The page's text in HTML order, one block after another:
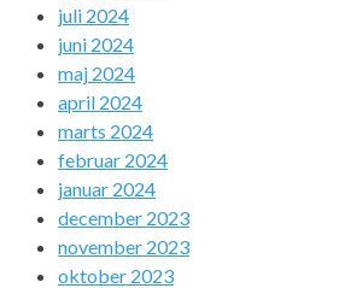
juli 2024
juni 2024
maj 2024
april 2024
marts 2024
februar 2024
januar 2024
december 2023
november 2023
oktober 2023